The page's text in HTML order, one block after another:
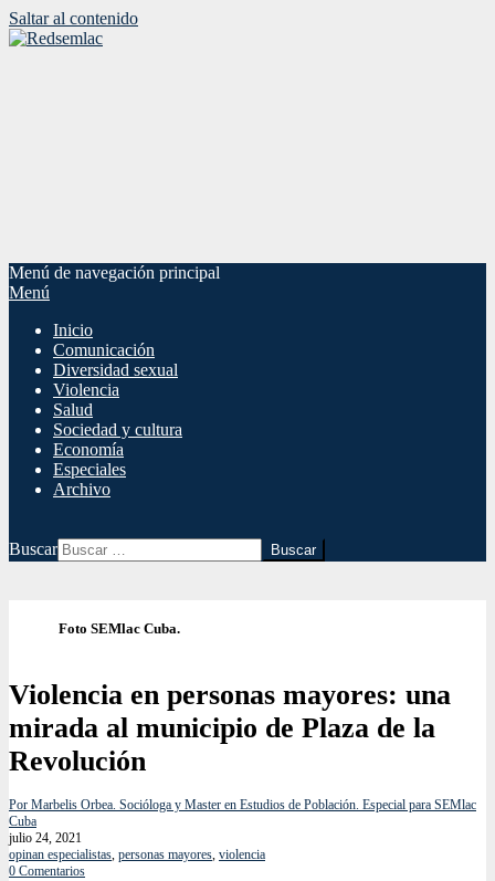
Saltar al contenido
Menú de navegación principal
Menú
Inicio
Comunicación
Diversidad sexual
Violencia
Salud
Sociedad y cultura
Economía
Especiales
Archivo
Buscar
Foto SEMlac Cuba.
Violencia en personas mayores: una
mirada al municipio de Plaza de la
Revolución
Por Marbelis Orbea. Socióloga y Master en Estudios de Población. Especial para SEMlac
Cuba
julio 24, 2021
opinan especialistas, personas mayores, violencia
0 Comentarios